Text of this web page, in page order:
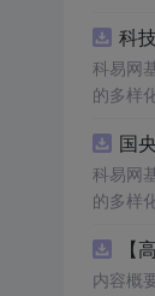
科
科易网
的多样
国
科易网
的多样
【
内容概